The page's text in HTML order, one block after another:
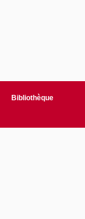
Bibliothèque